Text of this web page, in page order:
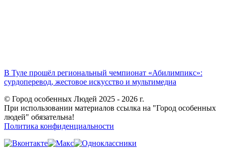
В Туле прошёл региональный чемпионат «Абилимпикс»:
сурдоперевод, жестовое искусство и мультимедиа
© Город особенных Людей 2025 - 2026 г.
При использовании материалов ссылка на "Город особенных
людей" обязательна!
Политика конфиденциальности